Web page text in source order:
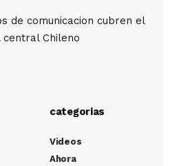
de comunicacion cubren el
Chileno
categorias
Videos
Ahora